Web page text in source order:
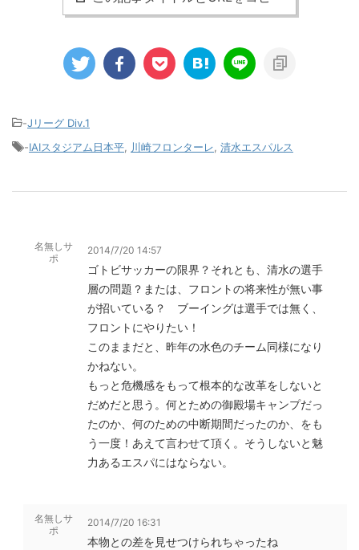
-Jリーグ Div.1
-IAIスタジアム日本平, 川崎フロンターレ, 清水エスパルス
名無しサ
ポ
2014/7/20 14:57
ゴトビサッカーの限界？それとも、清水の選手
層の問題？または、フロントの将来性が無い事
が招いている？ ブーイングは選手では無く、
フロントにやりたい！
このままだと、昨年の水色のチーム同様になり
かねない。
もっと危機感をもって根本的な改革をしないと
だめだと思う。何とための御殿場キャンプだっ
たのか、何のための中断期間だったのか、をも
う一度！あえて言わせて頂く。そうしないと魅
力あるエスパにはならない。
名無しサ
ポ
2014/7/20 16:31
本物との差を見せつけられちゃったね